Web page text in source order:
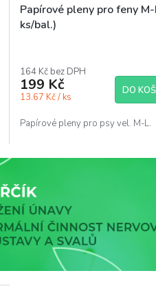
Papírové pleny pro feny
ks/bal.)
164 Kč bez DPH
199 Kč
13.67 Kč / ks
DO
Papírové pleny pro psy vel. M-L.